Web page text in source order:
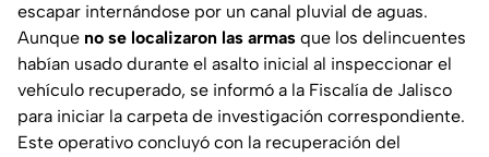
escapar internándose por un canal pluvial de aguas.
Aunque no se localizaron las armas que los delincuentes
habían usado durante el asalto inicial al inspeccionar el
vehículo recuperado, se informó a la Fiscalía de Jalisco
para iniciar la carpeta de investigación correspondiente.
Este operativo concluyó con la recuperación del